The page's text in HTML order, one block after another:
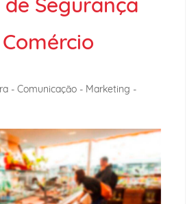
- Comunicação - Marketing -